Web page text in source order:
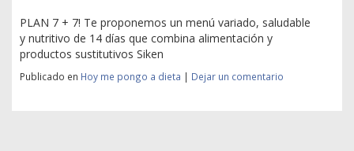
PLAN 7 + 7! Te proponemos un menú variado, saludable
y nutritivo de 14 días que combina alimentación y
productos sustitutivos Siken
Publicado en Hoy me pongo a dieta | Dejar un comentario